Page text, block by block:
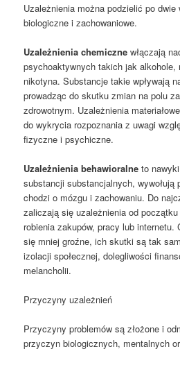
Uzależnienia można podzielić po dwie
biologiczne i zachowaniowe.
Uzależnienia chemiczne włączają
psychoaktywnych takich jak alkohole,
nikotyna. Substancje takie wpływają
prowadząc do skutku zmian na polu
zdrowotnym. Uzależnienia
do wykrycia rozpoznania z uwagi
fizyczne i psychiczne.
Uzależnienia behawioralne to
substancji substancjalnych, wywołują
chodzi o mózgu i zachowaniu. Do
zaliczają się uzależnienia od
robienia zakupów, pracy lub internetu.
się mniej groźne, ich skutki są tak
izolacji społecznej, dolegliwości
melancholii.
Przyczyny uzależnień
Przyczyny problemów są złożone i
przyczyn biologicznych, mentalnych